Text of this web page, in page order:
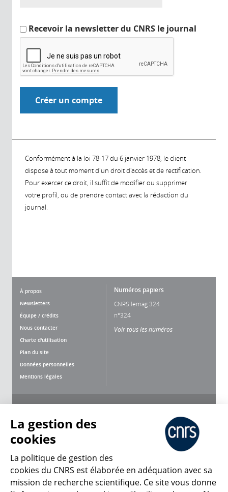
Recevoir la newsletter du CNRS le journal
Conformément à la loi 78-17 du 6 janvier 1978, le client
dispose à tout moment d'un droit d'accès et de rectification.
Pour exercer ce droit, il suffit de modifier ou supprimer
votre profil, ou de prendre contact avec la rédaction du
journal.
À propos
Newsletters
Équipe / crédits
Nous contacter
Charte d'utilisation
Plan du site
Données personnelles
Mentions légales
Numéros papiers
CNRS lemag 324
n°324
Voir tous les numéros
CNRS Le Mag
La gestion des
cookies
La politique de gestion des
cookies du CNRS est élaborée en adéquation avec sa
mission de recherche scientifique. Ce site vous donne